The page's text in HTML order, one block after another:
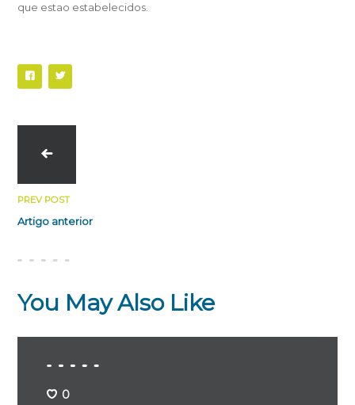
que estao estabelecidos.
PREV POST
Artigo anterior
You May Also Like
0